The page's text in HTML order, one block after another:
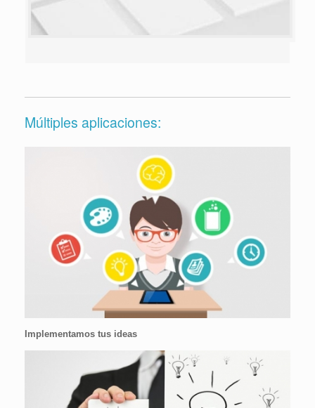
Múltiples aplicaciones:
Implementamos tus ideas